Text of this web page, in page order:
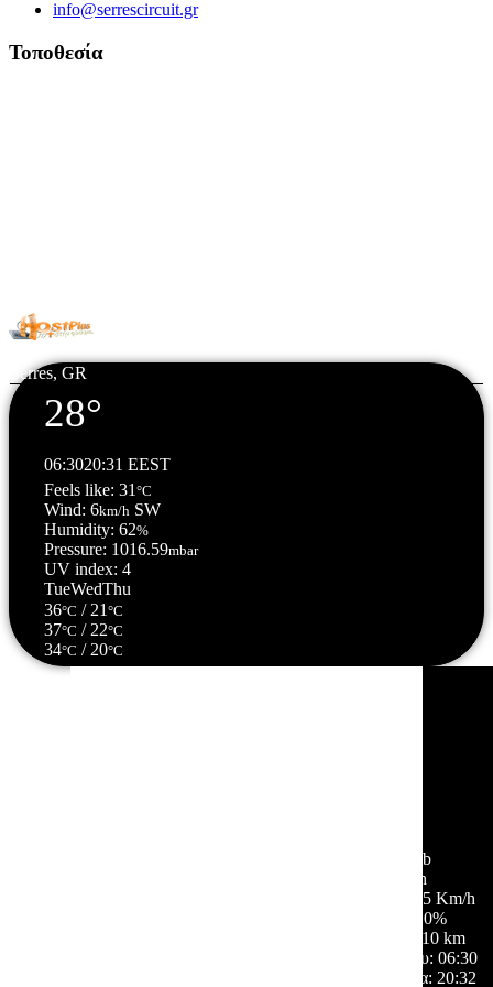
info@serrescircuit.gr
Τοποθεσία
Serres, GR
28°
06:3020:31 EEST
Feels like: 31°C
Wind: 6km/h SW
Humidity: 62%
Pressure: 1016.59mbar
UV index: 4
TueWedThu
36°C / 21°C
37°C / 22°C
34°C / 20°C
1017 mb
1 Km/h
5 Km/h
0%
10 km
Ανατολή ηλίου: 06:30
Ηλιοβασίλεμα: 20:32